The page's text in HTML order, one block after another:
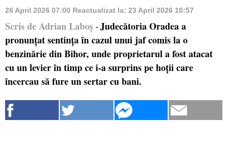
26 April 2026 07:00 Reactualizat la: 23 April 2026 10:57
Scris de Adrian Laboș - Judecătoria Oradea a
pronunțat sentința în cazul unui jaf comis la o
benzinărie din Bihor, unde proprietarul a fost atacat
cu un levier în timp ce i-a surprins pe hoții care
încercau să fure un sertar cu bani.